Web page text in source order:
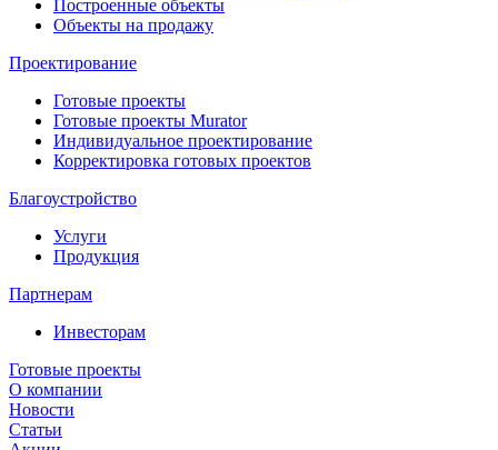
Построенные объекты
Объекты на продажу
Проектирование
Готовые проекты
Готовые проекты Murator
Индивидуальное проектирование
Корректировка готовых проектов
Благоустройство
Услуги
Продукция
Партнерам
Инвесторам
Готовые проекты
О компании
Новости
Статьи